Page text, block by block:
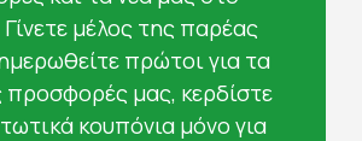
μέλος της παρέας
πρώτοι για τα
προσφορές μας, κερδίστε
κουπόνια μόνο για